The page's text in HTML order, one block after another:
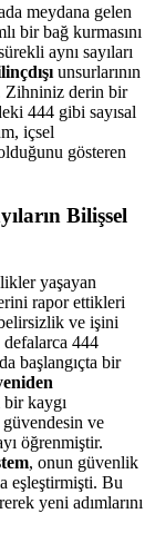
meydana gelen
bir bağ kurmasını
aynı sayıları
unsurlarının
Zihniniz derin bir
444 gibi sayısal
içsel
gösteren
Bilişsel
yaşayan
rapor ettikleri
ve işini
defalarca 444
başlangıçta bir
bir kaygı
ve
öğrenmiştir.
, onun güvenlik
eşleştirmişti. Bu
yeni adımlarını